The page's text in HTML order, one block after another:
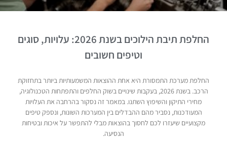
החלפת תיבת הילוכים בשנת 2026: עלויות, סוגים
וטיפים חשובים
החלפת מערכת התמסורת היא אחת ההוצאות המשמעותיות ביותר בתחזוקת
הרכב. בשנת 2026, בעקבות שינויים בשוק החלפים והתפתחות הטכנולוגיה,
מחירי התיקון והשיפוץ השתנו. במאמר זה נסקור בהרחבה את העלויות
המעודכנות, נסביר מהם ההבדלים בין המערכות השונות, ונספק טיפים
מקצועיים שיעזרו לכם לחסוך בהוצאות מבלי להתפשר על איכות ובטיחות
הנסיעה.